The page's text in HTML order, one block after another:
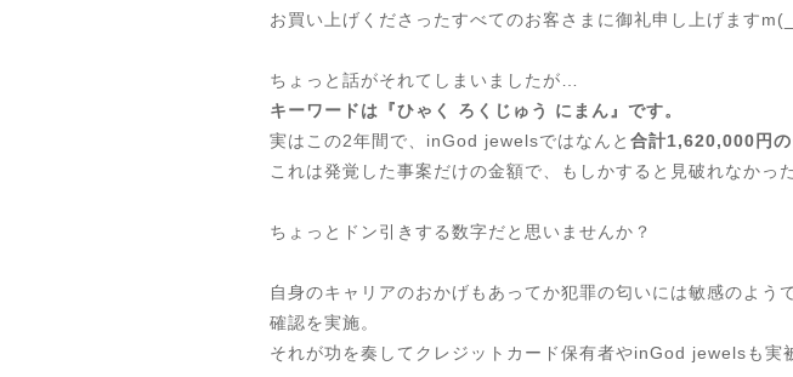
お買い上げくださったすべてのお客さまに御礼申し上げます
ちょっと話がそれてしまいましたが…
キーワードは『ひゃく ろくじゅう にまん』です。
実はこの2年間で、inGod jewelsではなんと 合計1,620,000円の
これは発覚した事案だけの金額で、もしかすると見破れなかっ
ちょっとドン引きする数字だと思いませんか？
自身のキャリアのおかげもあってか犯罪の匂いには敏感のよ
確認を実施。
それが功を奏してクレジットカード保有者やinGod jewelsも実